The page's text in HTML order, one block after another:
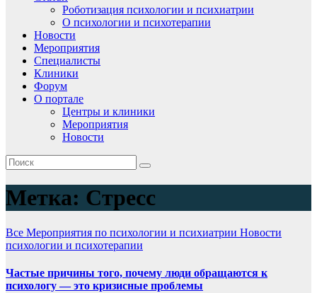
Роботизация психологии и психиатрии
О психологии и психотерапии
Новости
Мероприятия
Специалисты
Клиники
Форум
О портале
Центры и клиники
Мероприятия
Новости
Метка: Стресс
Все Мероприятия по психологии и психиатрии Новости
психологии и психотерапии
Частые причины того, почему люди обращаются к
психологу — это кризисные проблемы